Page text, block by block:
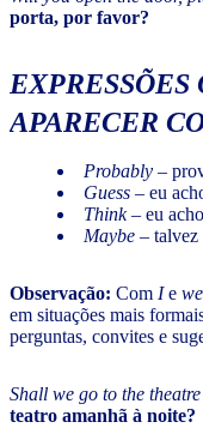
porta, por favor?
APARECER
Probably –
Guess – eu
Think– eu acho
Maybe – talvez
Observação: Com Ie we,
em situações mais
perguntas, convites e
Shall we go to the
teatro amanhã à noite?